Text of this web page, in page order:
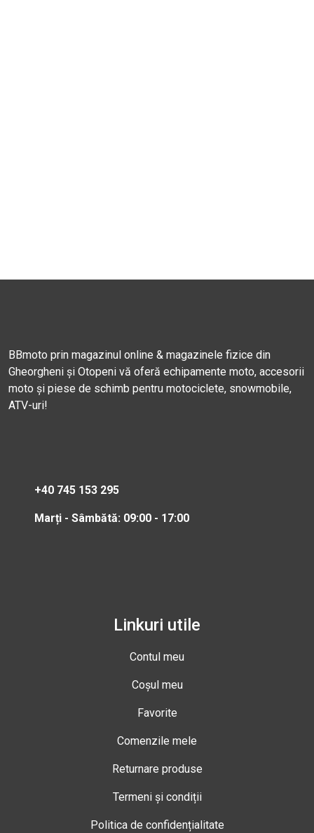
BBmoto prin magazinul online & magazinele fizice din
Gheorgheni și Otopeni vă oferă echipamente moto, accesorii
moto și piese de schimb pentru motociclete, snowmobile,
ATV-uri!
+40 745 153 295
Marți - Sâmbătă: 09:00 - 17:00
Linkuri utile
Contul meu
Coșul meu
Favorite
Comenzile mele
Returnare produse
Termeni și condiții
Politica de confidențialitate